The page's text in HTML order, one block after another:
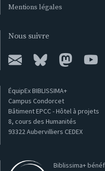
Mentions légales
Nous suivre
ÉquipEx BIBLISSIMA+
Campus Condorcet
Bâtiment EPCC - Hôtel à projets
8, cours des Humanités
93322 Aubervilliers CEDEX
Biblissima+